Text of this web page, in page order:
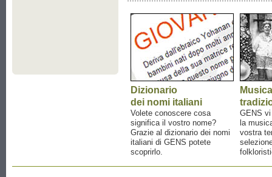
Dizionario
dei nomi italiani
Volete conoscere cosa
significa il vostro nome?
Grazie al dizionario dei nomi
italiani di GENS potete
scoprirlo.
Musica
GENS
la
vostra